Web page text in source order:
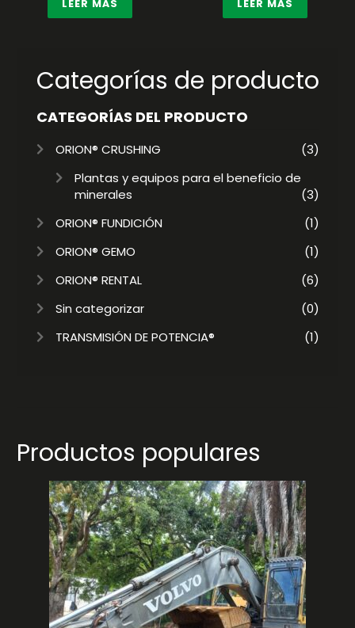
LEER MÁS LEER MÁS
Categorías de producto
CATEGORÍAS DEL PRODUCTO
ORION® CRUSHING
(3)
Plantas y equipos para el beneficio de
minerales
(3)
ORION® FUNDICIÓN
(1)
ORION® GEMO
(1)
ORION® RENTAL
(6)
Sin categorizar
(0)
TRANSMISIÓN DE POTENCIA®
(1)
Productos populares